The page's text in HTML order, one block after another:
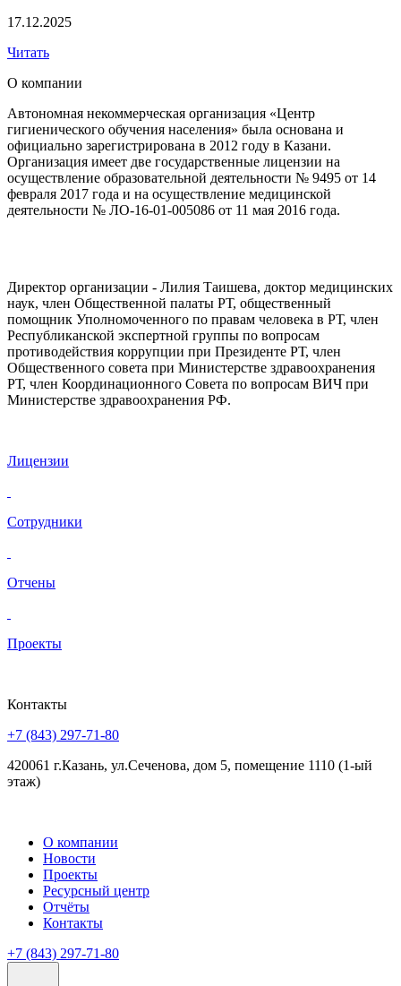
17.12.2025
Читать
О компании
Автономная некоммерческая организация «Центр
гигиенического обучения населения» была основана и
официально зарегистрирована в 2012 году в Казани.
Организация имеет две государственные лицензии на
осуществление образовательной деятельности № 9495 от 14
февраля 2017 года и на осуществление медицинской
деятельности № ЛО-16-01-005086 от 11 мая 2016 года.
Директор организации - Лилия Таишева, доктор медицинских
наук, член Общественной палаты РТ, общественный
помощник Уполномоченного по правам человека в РТ, член
Республиканской экспертной группы по вопросам
противодействия коррупции при Президенте РТ, член
Общественного совета при Министерстве здравоохранения
РТ, член Координационного Совета по вопросам ВИЧ при
Министерстве здравоохранения РФ.
Лицензии
Сотрудники
Отчены
Проекты
Контакты
+7 (843) 297-71-80
420061 г.Казань, ул.Сеченова, дом 5, помещение 1110 (1-ый
этаж)
О компании
Новости
Проекты
Ресурсный центр
Отчёты
Контакты
+7 (843) 297-71-80